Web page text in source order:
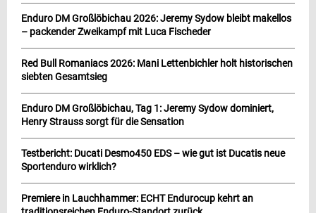
Enduro DM Großlöbichau 2026: Jeremy Sydow bleibt makellos
– packender Zweikampf mit Luca Fischeder
Red Bull Romaniacs 2026: Mani Lettenbichler holt historischen
siebten Gesamtsieg
Enduro DM Großlöbichau, Tag 1: Jeremy Sydow dominiert,
Henry Strauss sorgt für die Sensation
Testbericht: Ducati Desmo450 EDS – wie gut ist Ducatis neue
Sportenduro wirklich?
Premiere in Lauchhammer: ECHT Endurocup kehrt an